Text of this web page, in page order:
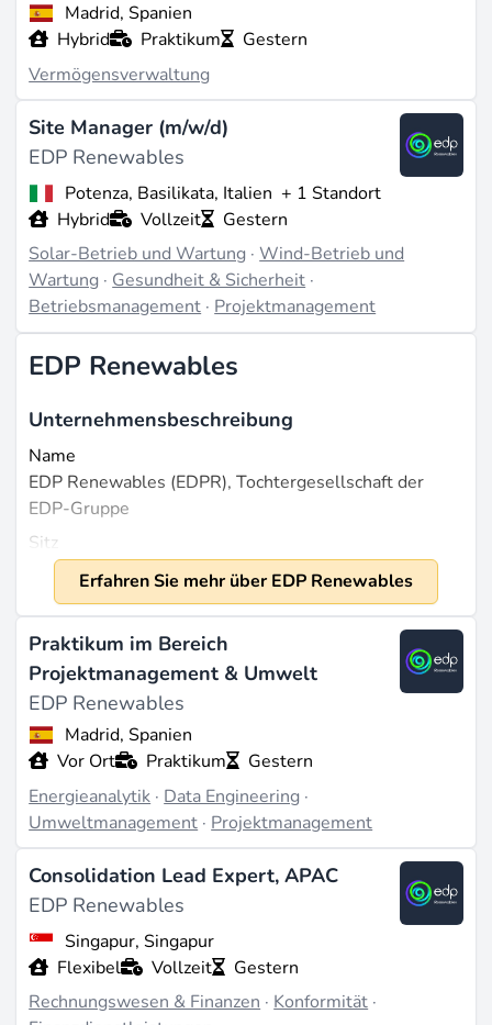
Madrid, Spanien
Hybrid
Praktikum
Gestern
Vermögensverwaltung
Site Manager (m/w/d)
EDP Renewables
Potenza, Basilikata, Italien + 1 Standort
Hybrid
Vollzeit
Gestern
Solar-Betrieb und Wartung ·Wind-Betrieb und
Wartung · Gesundheit & Sicherheit ·
Betriebsmanagement · Projektmanagement
EDP Renewables
Unternehmensbeschreibung
Name
EDP Renewables (EDPR), Tochtergesellschaft der
EDP-Gruppe
Sitz
Madrid, Spanien
Gegründet
Größe
Ungefähr 3.080 Mitarbeiter (Quelle:
tradingeconomics.com
947,6 Millionen USD im Jahr 2023 (Quelle:
stockanalysis.com).
Was Wir Tun
EDP Renewables (EDPR) ist auf die Erzeugung
erneuerbarer Energien spezialisiert, mit einem
Hauptaugenmerk auf Windenergie und ist der
viertgrößte globale Erzeuger nach installierter
Nettoleistung. Darüber hinaus erweitert das
Unternehmen seine Aktivitäten in der Solar- und
Offshore-Windenergie. EDPR entwickelt, baut,
Erfahren Sie mehr über EDP Renewables
Praktikum im Bereich
Projektmanagement & Umwelt
EDP Renewables
Madrid, Spanien
Vor Ort
Praktikum
Gestern
Energieanalytik · Data Engineering ·
Umweltmanagement · Projektmanagement
Consolidation Lead Expert, APAC
EDP Renewables
Singapur, Singapur
Flexibel
Vollzeit
Gestern
Rechnungswesen & Finanzen · Konformität ·